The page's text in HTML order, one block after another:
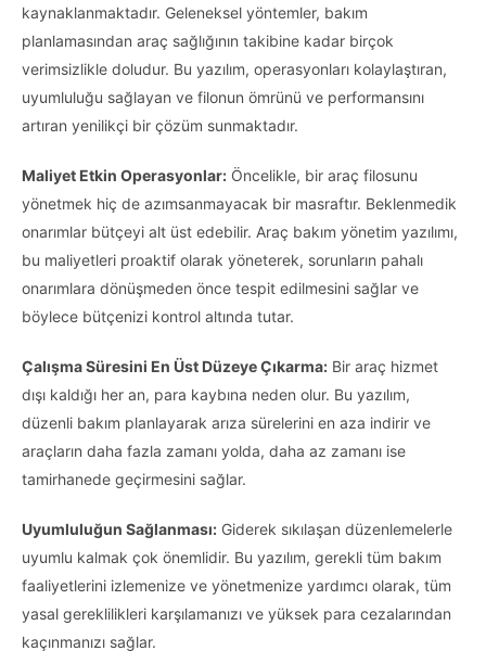
kaynaklanmaktadır. Geleneksel yöntemler, bakım
planlamasından araç sağlığının takibine kadar birçok
verimsizlikle doludur. Bu yazılım, operasyonları kolaylaştıran,
uyumluluğu sağlayan ve filonun ömrünü ve performansını
artıran yenilikçi bir çözüm sunmaktadır.
Maliyet Etkin Operasyonlar: Öncelikle, bir araç filosunu
yönetmek hiç de azımsanmayacak bir masraftır. Beklenmedik
onarımlar bütçeyi alt üst edebilir. Araç bakım yönetim yazılımı,
bu maliyetleri proaktif olarak yöneterek, sorunların pahalı
onarımlara dönüşmeden önce tespit edilmesini sağlar ve
böylece bütçenizi kontrol altında tutar.
Çalışma Süresini En Üst Düzeye Çıkarma: Bir araç hizmet
dışı kaldığı her an, para kaybına neden olur. Bu yazılım,
düzenli bakım planlayarak arıza sürelerini en aza indirir ve
araçların daha fazla zamanı yolda, daha az zamanı ise
tamirhanede geçirmesini sağlar.
Uyumluluğun Sağlanması: Giderek sıkılaşan düzenlemelerle
uyumlu kalmak çok önemlidir. Bu yazılım, gerekli tüm bakım
faaliyetlerini izlemenize ve yönetmenize yardımcı olarak, tüm
yasal gereklilikleri karşılamanızı ve yüksek para cezalarından
kaçınmanızı sağlar.